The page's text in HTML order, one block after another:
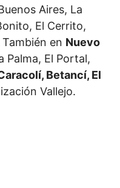
Aires, La
El Cerrito,
en Nuevo
Palma, El Portal,
Betancí, El
Vallejo.